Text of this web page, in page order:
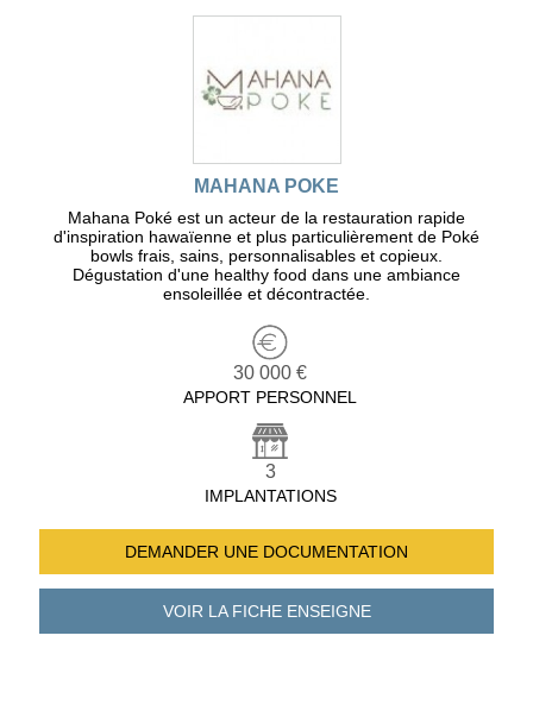
MAHANA POKE
Mahana Poké est un acteur de la restauration rapide
d'inspiration hawaïenne et plus particulièrement de Poké
bowls frais, sains, personnalisables et copieux.
Dégustation d'une healthy food dans une ambiance
ensoleillée et décontractée.
30 000 €
APPORT PERSONNEL
3
IMPLANTATIONS
DEMANDER UNE DOCUMENTATION
VOIR LA FICHEENSEIGNE